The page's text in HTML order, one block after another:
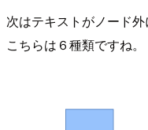
次はテキストがノード外
こちらは６種類ですね。